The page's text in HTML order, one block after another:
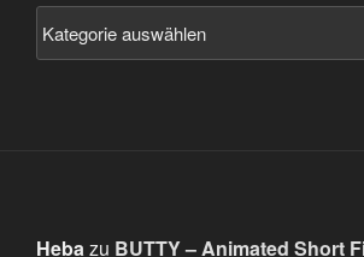
Hebazu BUTTY – Animated Short